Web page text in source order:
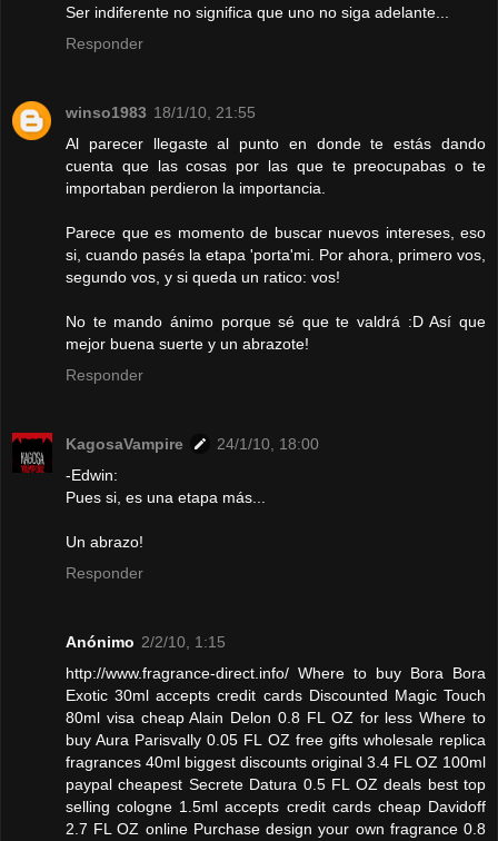
Ser indiferente no significa que uno no siga adelante...
Responder
winso1983 18/1/10, 21:55
Al parecer llegaste al punto en donde te estás dando
cuenta que las cosas por las que te preocupabas o te
importaban perdieron la importancia.
Parece que es momento de buscar nuevos intereses, eso
si, cuando pasés la etapa 'porta'mi. Por ahora, primero vos,
segundo vos, y si queda un ratico: vos!
No te mando ánimo porque sé que te valdrá :D Así que
mejor buena suerte y un abrazote!
Responder
KagosaVampire
24/1/10, 18:00
-Edwin:
Pues si, es una etapa más...
Un abrazo!
Responder
Anónimo 2/2/10, 1:15
http://www.fragrance-direct.info/ Where to buy Bora Bora
Exotic 30ml accepts credit cards Discounted Magic Touch
80ml visa cheap Alain Delon 0.8 FL OZ for less Where to
buy Aura Parisvally 0.05 FL OZ free gifts wholesale replica
fragrances 40ml biggest discounts original 3.4 FL OZ 100ml
paypal cheapest Secrete Datura 0.5 FL OZ deals best top
selling cologne 1.5ml accepts credit cards cheap Davidoff
2.7 FL OZ online Purchase design your own fragrance 0.8